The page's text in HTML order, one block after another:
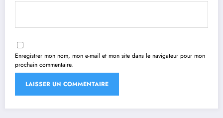
Enregistrer mon nom, mon e-mail et mon site dans le navigateur pour mon
prochain commentaire.